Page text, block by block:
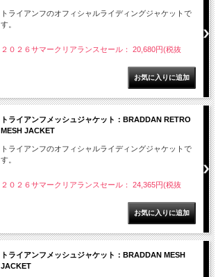
トライアンフのオフィシャルライディングジャケットで
す。
２０２６サマークリアランスセール： 20,680円(税抜
トライアンフメッシュジャケット：BRADDAN RETRO
MESH JACKET
トライアンフのオフィシャルライディングジャケットで
す。
２０２６サマークリアランスセール： 24,365円(税抜
トライアンフメッシュジャケット：BRADDAN MESH
JACKET